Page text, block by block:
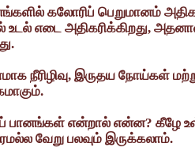
கலோரிப் பெறுமானம்
உடல் எடை அதிகரிக்கிறது, அதனால்
நீரிழிவு, இருதய நோய்கள்
பானங்கள் என்றால் என்ன? கீழே
வேறு பலவும் இருக்கலாம்.